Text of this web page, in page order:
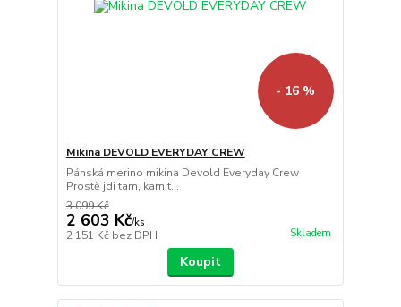
- 16 %
Mikina DEVOLD EVERYDAY CREW
Pánská merino mikina Devold Everyday Crew
Prostě jdi tam, kam t...
3 099 Kč
2 603 Kč/ks
2 151 Kč bez DPH Skladem
Koupit